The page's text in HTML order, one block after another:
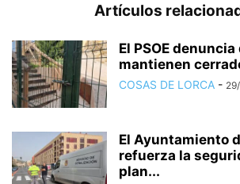
Artículos
El PSOE denuncia
mantienen
COSAS DE LORCA -
El Ayuntamiento
refuerza la
plan...